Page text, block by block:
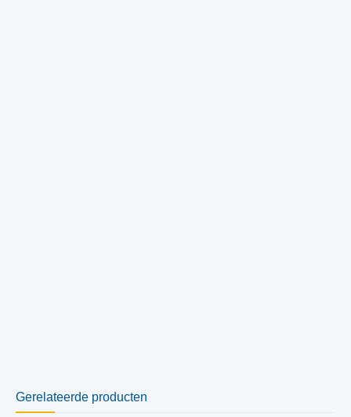
Gerelateerde producten